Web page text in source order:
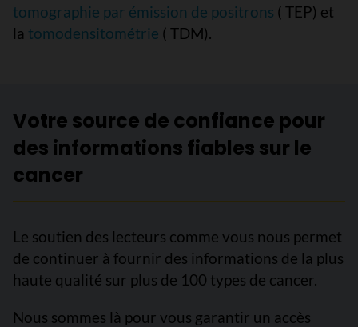
tomographie par émission de positrons ( TEP) et
la tomodensitométrie ( TDM).
Votre source de confiance pour
des informations fiables sur le
cancer
Le soutien des lecteurs comme vous nous permet
de continuer à fournir des informations de la plus
haute qualité sur plus de 100 types de cancer.
Nous sommes là pour vous garantir un accès